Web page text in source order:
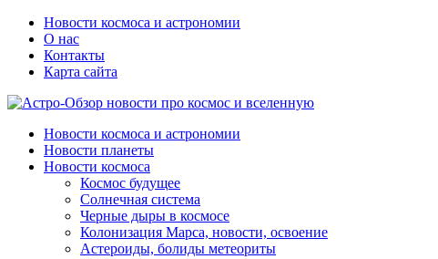
Новости космоса и астрономии
О нас
Контакты
Карта сайта
Новости космоса и астрономии
Новости планеты
Новости космоса
Космос будущее
Солнечная система
Черные дыры в космосе
Колонизация Марса, новости, освоение
Астероиды, болиды метеориты